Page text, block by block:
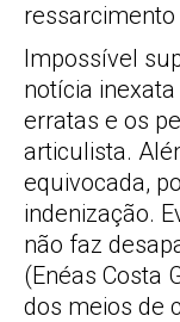
Impossível
notícia
erratas e os
articulista.
equivocada,
indenização.
não faz
(Enéas Costa
dos meios de